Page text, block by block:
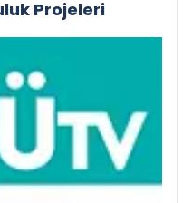
Projeleri